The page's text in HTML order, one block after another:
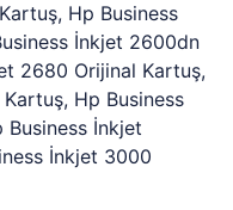
Hp Business
İnkjet 2600dn
2680 Orijinal Kartuş,
Hp Business
İnkjet
İnkjet 3000